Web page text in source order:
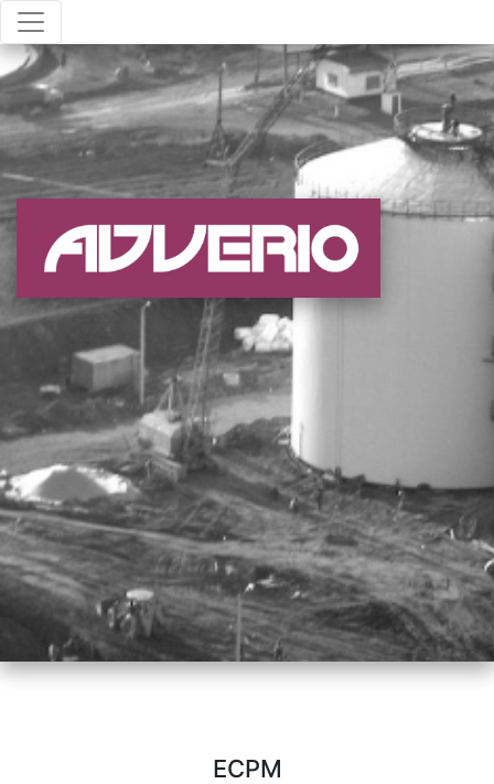
ECPM